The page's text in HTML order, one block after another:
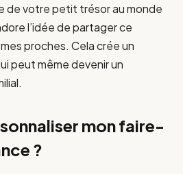
de votre petit trésor au monde
l’idée de partager ce
proches. Cela crée un
peut même devenir un
mon faire-
?